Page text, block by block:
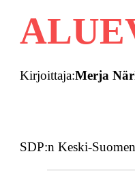
Kirjoittaja:Merja
SDP:n Keski-